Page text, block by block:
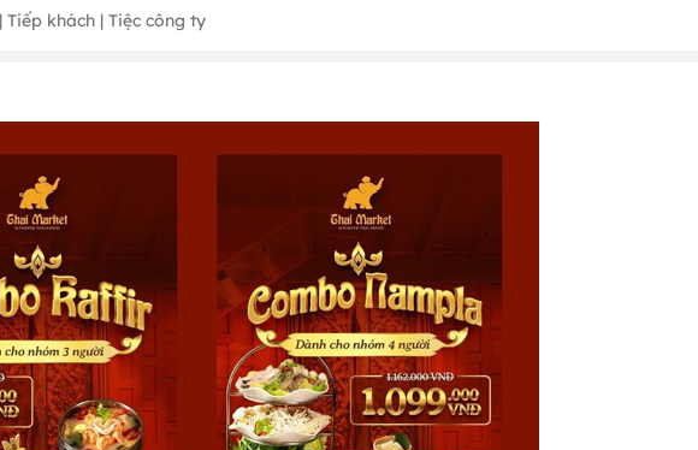
trình ưu đãi khác tại Nhà hàng
được phục vụ tốt nhất.
tiết.
khách | Tiệc công ty